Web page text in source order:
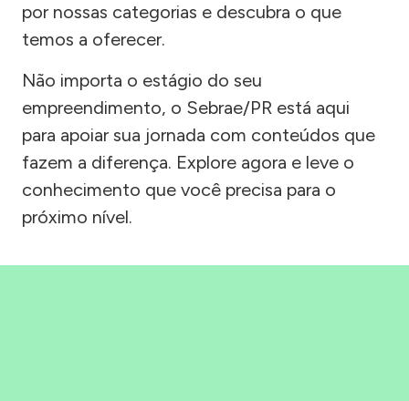
por nossas categorias e descubra o que
temos a oferecer.
Não importa o estágio do seu
empreendimento, o Sebrae/PR está aqui
para apoiar sua jornada com conteúdos que
fazem a diferença. Explore agora e leve o
conhecimento que você precisa para o
próximo nível.